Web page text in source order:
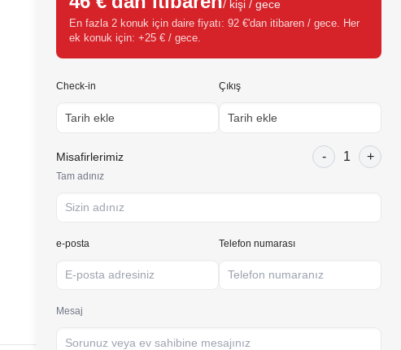
/ kişi / gece
En fazla 2 konuk için daire fiyatı: 92 €'dan itibaren / gece. Her
ek konuk için: +25 € / gece.
Check-in Çıkış
Misafirlerimiz - 1 +
Tam adınız
e-posta Telefon numarası
Mesaj